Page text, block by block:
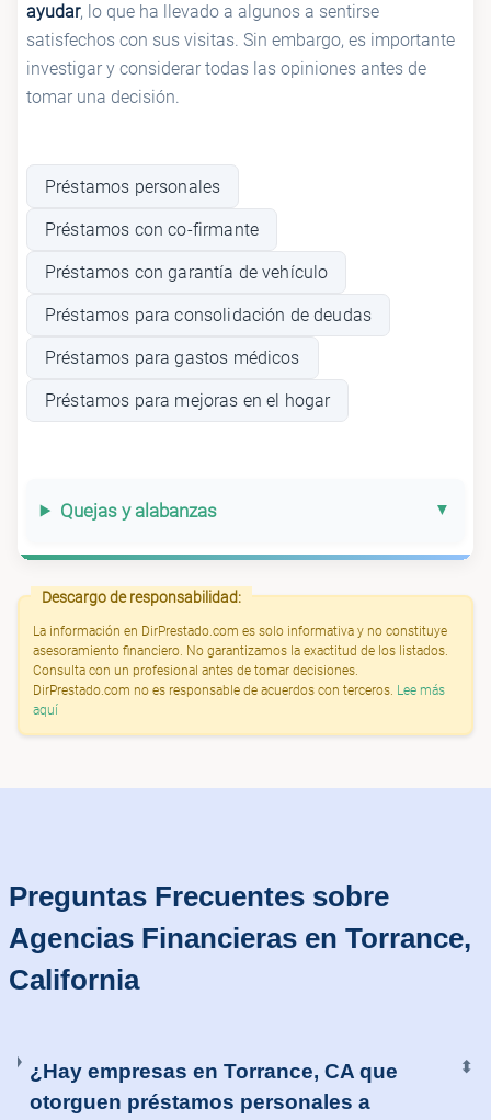
ayudar, lo que ha llevado a algunos a sentirse
satisfechos con sus visitas. Sin embargo, es importante
investigar y considerar todas las opiniones antes de
tomar una decisión.
Préstamos personales
Préstamos con co-firmante
Préstamos con garantía de vehículo
Préstamos para consolidación de deudas
Préstamos para gastos médicos
Préstamos para mejoras en el hogar
Quejas y alabanzas
Descargo de responsabilidad:
La información en DirPrestado.com es solo informativa y no constituye
asesoramiento financiero. No garantizamos la exactitud de los listados.
Consulta con un profesional antes de tomar decisiones.
DirPrestado.com no es responsable de acuerdos con terceros. Lee más
aquí
Preguntas Frecuentes sobre
Agencias Financieras en Torrance,
California
¿Hay empresas en Torrance, CA que
otorguen préstamos personales a
⬍